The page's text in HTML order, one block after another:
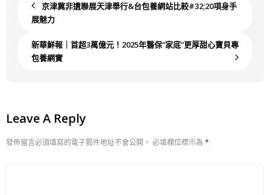
京津冀非遺聯展天津舉行&台包養網站比較#32;20項身手
展魅力
新華鮮報｜首超3萬億元！2025年醫保“家底”更厚甜心寶貝專
包養網實
Leave A Reply
發佈留言必須填寫的電子郵件地址不會公開。 必填欄位標示為 *